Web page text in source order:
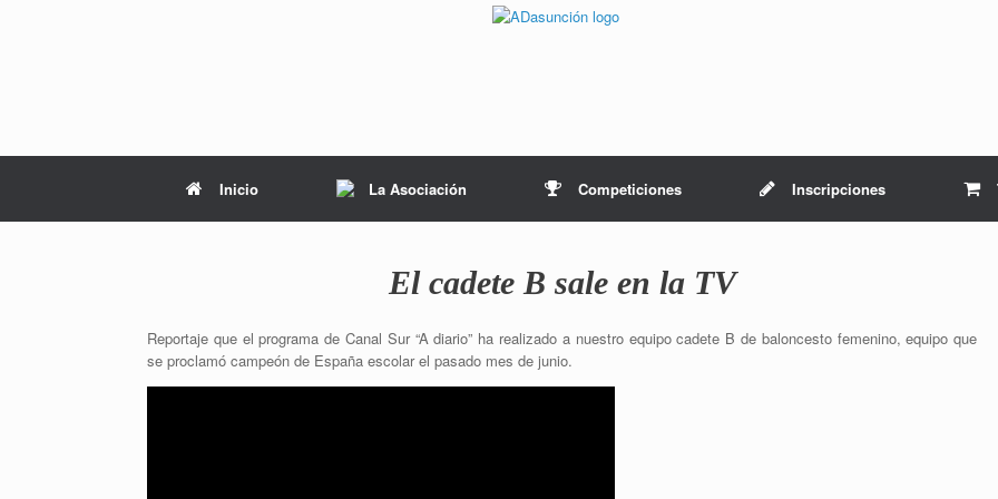
Inicio La Asociación Competiciones Inscripciones
El cadete B sale en la TV
Reportaje que el programa de Canal Sur “A diario” ha realizado a nuestro equipo cadete B de baloncesto femenino, equipo que
se proclamó campeón de España escolar el pasado mes de junio.